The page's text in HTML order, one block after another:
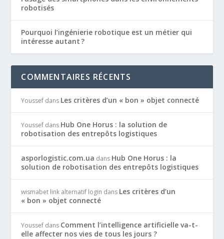
robotisés
Pourquoi l’ingénierie robotique est un métier qui
intéresse autant ?
COMMENTAIRES RÉCENTS
Youssef dans Les critères d’un « bon » objet connecté
Youssef dans Hub One Horus : la solution de
robotisation des entrepôts logistiques
asporlogistic.com.ua dans Hub One Horus : la
solution de robotisation des entrepôts logistiques
wismabet link alternatif login dans Les critères d’un
« bon » objet connecté
Youssef dans Comment l’intelligence artificielle va-t-
elle affecter nos vies de tous les jours ?